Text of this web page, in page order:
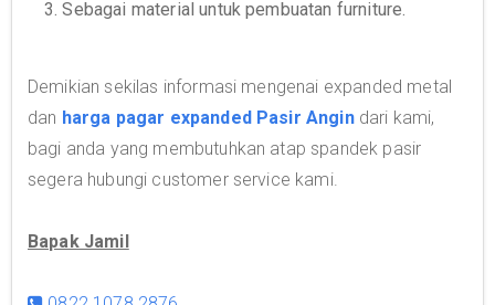
3. Sebagai material untuk pembuatan furniture.
Demikian sekilas informasi mengenai expanded metal
dan harga pagar expanded Pasir Angindari kami,
bagi anda yang membutuhkan atap spandek pasir
segera hubungi customer service kami.
Bapak Jamil